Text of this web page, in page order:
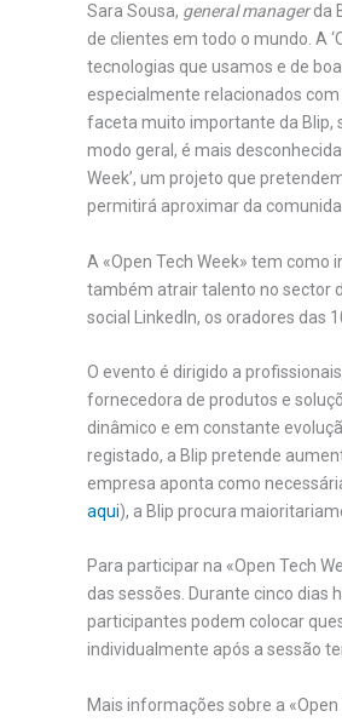
Sara Sousa, general managerda
de clientes em todo o mundo. A
tecnologias que usamos e de
especialmente relacionados
faceta muito importante da Blip,
modo geral, é mais
Week’, um projeto que
permitirá aproximar da
A «Open Tech Week» tem
também atrair talento no sector
social LinkedIn, os oradores das
O evento é dirigido a
fornecedora de produtos e
dinâmico e em constante
registado, a Blip pretende
empresa aponta como
aqui), a Blip procura
Para participar na «Open Tech
das sessões. Durante cinco dias
participantes podem colocar
individualmente após a sessão
Mais informações sobre a «Open